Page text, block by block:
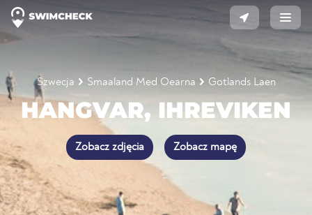
Szwecja Smaaland Med Oearna Gotlands Laen
HANGVAR, IHREVIKEN
Zobacz zdjęcia Zobacz mapę